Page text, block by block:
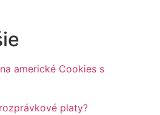
americké Cookies s
platy?